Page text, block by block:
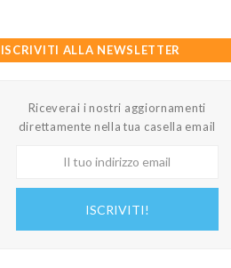
ISCRIVITI ALLA NEWSLETTER
Riceverai i nostri aggiornamenti
direttamente nella tua casella email
ISCRIVITI!